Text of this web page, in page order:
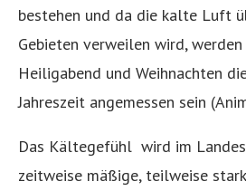
bestehen und da die kalte Luft
Gebieten verweilen wird,
Heiligabend und Weihnachten
Jahreszeit angemessen sein
Das Kältegefühl wird im
zeitweise mäßige, teilweise